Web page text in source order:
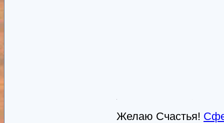
Желаю Счастья!